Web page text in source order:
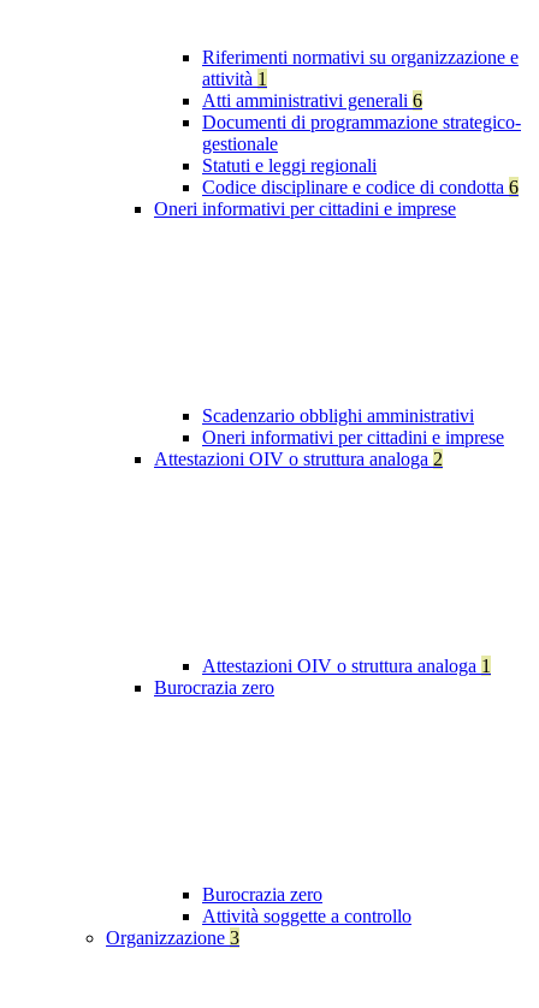
Riferimenti normativi su organizzazione e
attività 1
Atti amministrativi generali 6
Documenti di programmazione strategico-
gestionale
Statuti e leggi regionali
Codice disciplinare e codice di condotta 6
Oneri informativi per cittadini e imprese
Scadenzario obblighi amministrativi
Oneri informativi per cittadini e imprese
Attestazioni OIV o struttura analoga 2
Attestazioni OIV o struttura analoga 1
Burocrazia zero
Burocrazia zero
Attività soggette a controllo
Organizzazione 3